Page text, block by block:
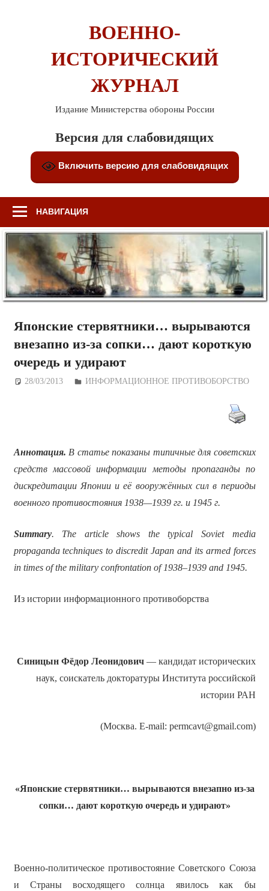
ВОЕННО-
ИСТОРИЧЕСКИЙ
ЖУРНАЛ
Издание Министерства обороны России
Версия для слабовидящих
Включить версию для слабовидящих
НАВИГАЦИЯ
Японские стервятники… вырываются
внезапно из-за сопки… дают короткую
очередь и удирают
28/03/2013 Дежурный по Редакции
ИНФОРМАЦИОННОЕ ПРОТИВОБОРСТВО
Аннотация. В статье показаны типичные для советских
средств массовой информации методы пропаганды по
дискредитации Японии и её вооружённых сил в периоды
военного противостояния 1938—1939 гг. и 1945 г.
Summary. The article shows the typical Soviet media
propaganda techniques to discredit Japan and its armed forces
in times of the military confrontation of 1938–1939 and 1945.
Из истории информационного противоборства
СиницынФёдор Леонидович— кандидат исторических
наук, соискатель докторатуры Института российской
истории РАН
(Москва. E-mail: permcavt@gmail.com)
«Японские стервятники… вырываются внезапно из-за
сопки… дают короткую очередь и удирают»
Военно-политическое противостояние Советского Союза
и Страны восходящего солнца явилось как бы